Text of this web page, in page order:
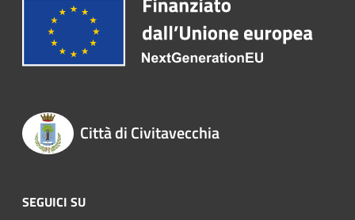
Città di Civitavecchia
SEGUICI SU